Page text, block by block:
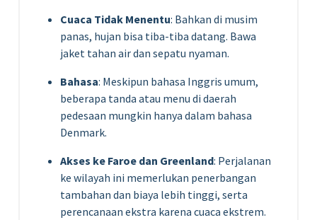
Cuaca Tidak Menentu: Bahkan di musim
panas, hujan bisa tiba-tiba datang. Bawa
jaket tahan air dan sepatu nyaman.
Bahasa: Meskipun bahasa Inggris umum,
beberapa tanda atau menu di daerah
pedesaan mungkin hanya dalam bahasa
Denmark.
Akses ke Faroe dan Greenland: Perjalanan
ke wilayah ini memerlukan penerbangan
tambahan dan biaya lebih tinggi, serta
perencanaan ekstra karena cuaca ekstrem.